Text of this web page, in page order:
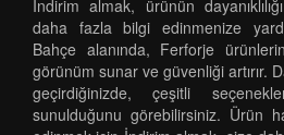
İndirim almak, ürünün
daha fazla bilgi edinmenize
Bahçe alanında, Ferforje
görünüm sunar ve güvenliği artırır.
geçirdiğinizde, çeşitli
sunulduğunu görebilirsiniz. Ürün